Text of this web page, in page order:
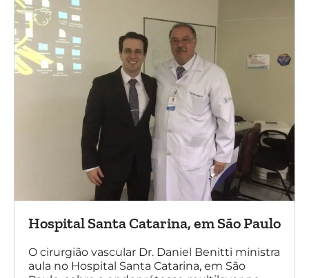
Hospital Santa Catarina, em São Paulo
O cirurgião vascular Dr. Daniel Benitti ministra
aula no Hospital Santa Catarina, em São